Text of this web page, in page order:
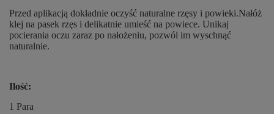
Przed aplikacją dokładnie oczyść naturalne rzęsy i powieki.Nałóż
klej na pasek rzęs i delikatnie umieść na powiece. Unikaj
pocierania oczu zaraz po nałożeniu, pozwól im wyschnąć
naturalnie.
Ilość:
1 Para